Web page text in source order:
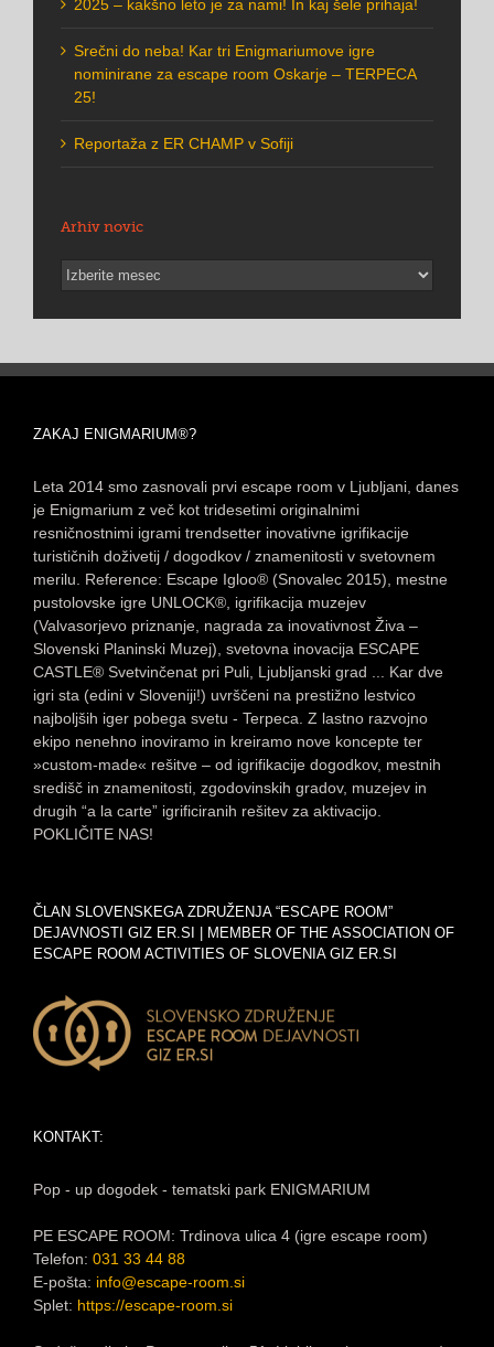
2025 – kakšno leto je za nami! In kaj šele prihaja!
Srečni do neba! Kar tri Enigmariumove igre
nominirane za escape room Oskarje – TERPECA
25!
Reportaža z ER CHAMP v Sofiji
Arhiv novic
Arhiv
novic
ZAKAJ ENIGMARIUM®?
Leta 2014 smo zasnovali prvi escape room v Ljubljani, danes
je Enigmarium z več kot tridesetimi originalnimi
resničnostnimi igrami trendsetter inovativne igrifikacije
turističnih doživetij / dogodkov / znamenitosti v svetovnem
merilu. Reference: Escape Igloo® (Snovalec 2015), mestne
pustolovske igre UNLOCK®, igrifikacija muzejev
(Valvasorjevo priznanje, nagrada za inovativnost Živa –
Slovenski Planinski Muzej), svetovna inovacija ESCAPE
CASTLE® Svetvinčenat pri Puli, Ljubljanski grad ... Kar dve
igri sta (edini v Sloveniji!) uvrščeni na prestižno lestvico
najboljših iger pobega svetu - Terpeca. Z lastno razvojno
ekipo nenehno inoviramo in kreiramo nove koncepte ter
»custom-made« rešitve – od igrifikacije dogodkov, mestnih
središč in znamenitosti, zgodovinskih gradov, muzejev in
drugih “a la carte” igrificiranih rešitev za aktivacijo.
POKLIČITE NAS!
ČLAN SLOVENSKEGA ZDRUŽENJA “ESCAPE ROOM”
DEJAVNOSTI GIZ ER.SI | MEMBER OF THE ASSOCIATION OF
ESCAPE ROOM ACTIVITIES OF SLOVENIA GIZ ER.SI
KONTAKT:
Pop - up dogodek - tematski park ENIGMARIUM
PE ESCAPE ROOM: Trdinova ulica 4 (igre escape room)
Telefon: 031 33 44 88
E-pošta: info@escape-room.si
Splet: https://escape-room.si